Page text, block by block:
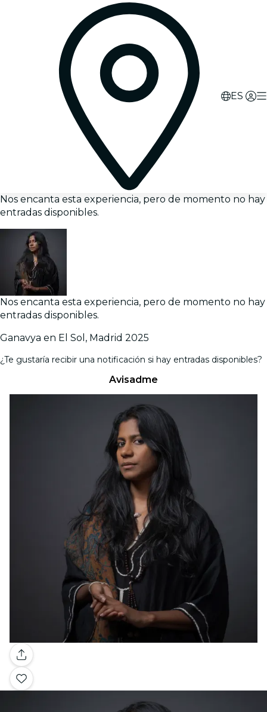
ES
Nos encanta esta experiencia, pero de momento no hay
entradas disponibles.
Nos encanta esta experiencia, pero de momento no hay
entradas disponibles.
Ganavya en El Sol, Madrid 2025
¿Te gustaría recibir una notificación si hay entradas disponibles?
Avisadme